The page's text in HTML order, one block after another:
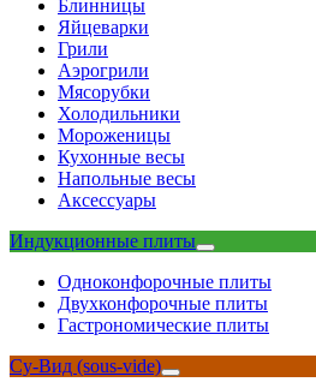
Блинницы
Яйцеварки
Грили
Аэрогрили
Мясорубки
Холодильники
Мороженицы
Кухонные весы
Напольные весы
Аксессуары
Индукционные плиты
Одноконфорочные плиты
Двухконфорочные плиты
Гастрономические плиты
Су-Вид (sous-vide)